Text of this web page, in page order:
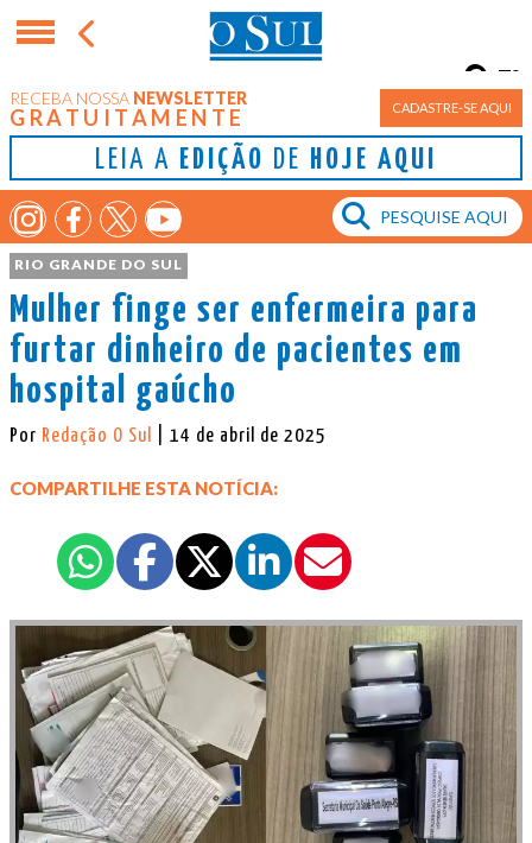
RECEBA NOSSA NEWSLETTER
GRATUITAMENTE CADASTRE-SE AQUI
LEIA A EDIÇÃO DE HOJE AQUI
Porto Alegre
7°
RIO GRANDE DO SUL
Mulher finge ser enfermeira para
furtar dinheiro de pacientes em
hospital gaúcho
Por Redação O Sul | 14 de abril de 2025
COMPARTILHE ESTA NOTÍCIA: